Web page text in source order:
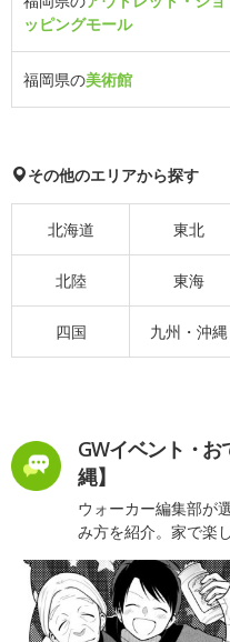
ッピングモール
福岡県の美術館
その他のエリアから探す
北海道 東北
北陸 東海
四国 九州・沖縄
GWイベント・
縄】
ウォーカー編集部が
み方を紹介。家で楽